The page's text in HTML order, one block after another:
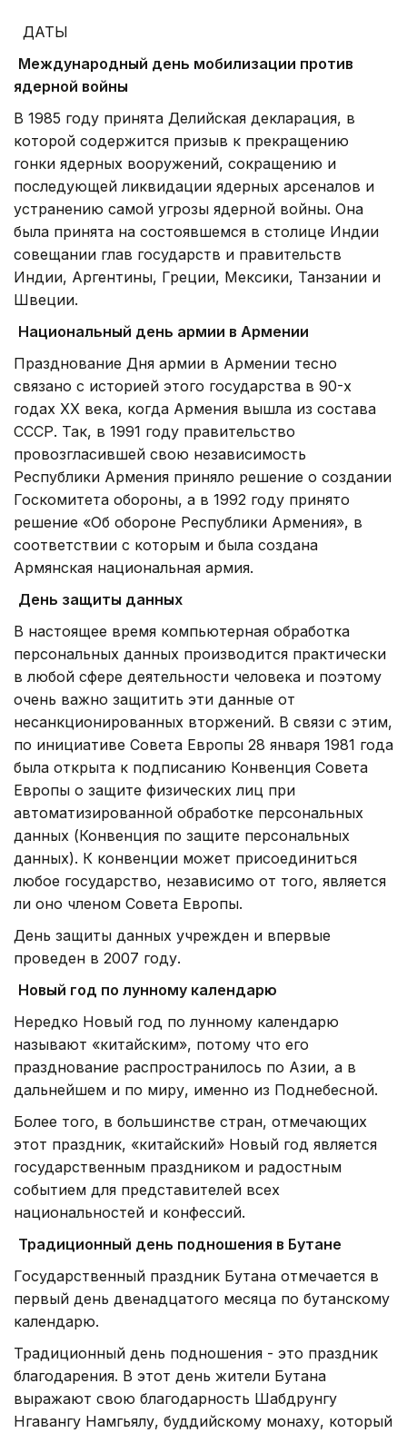
ДАТЫ
Международный день мобилизации против
ядерной войны
В 1985 году принята Делийская декларация, в
которой содержится призыв к прекращению
гонки ядерных вооружений, сокращению и
последующей ликвидации ядерных арсеналов и
устранению самой угрозы ядерной войны. Она
была принята на состоявшемся в столице Индии
совещании глав государств и правительств
Индии, Аргентины, Греции, Мексики, Танзании и
Швеции.
Национальный день армии в Армении
Празднование Дня армии в Армении тесно
связано с историей этого государства в 90-х
годах XX века, когда Армения вышла из состава
СССР. Так, в 1991 году правительство
провозгласившей свою независимость
Республики Армения приняло решение о создании
Госкомитета обороны, а в 1992 году принято
решение «Об обороне Республики Армения», в
соответствии с которым и была создана
Армянская национальная армия.
День защиты данных
В настоящее время компьютерная обработка
персональных данных производится практически
в любой сфере деятельности человека и поэтому
очень важно защитить эти данные от
несанкционированных вторжений. В связи с этим,
по инициативе Совета Европы 28 января 1981 года
была открыта к подписанию Конвенция Совета
Европы о защите физических лиц при
автоматизированной обработке персональных
данных (Конвенция по защите персональных
данных). К конвенции может присоединиться
любое государство, независимо от того, является
ли оно членом Совета Европы.
День защиты данных учрежден и впервые
проведен в 2007 году.
Новый год по лунному календарю
Нередко Новый год по лунному календарю
называют «китайским», потому что его
празднование распространилось по Азии, а в
дальнейшем и по миру, именно из Поднебесной.
Более того, в большинстве стран, отмечающих
этот праздник, «китайский» Новый год является
государственным праздником и радостным
событием для представителей всех
национальностей и конфессий.
Традиционный день подношения в Бутане
Государственный праздник Бутана отмечается в
первый день двенадцатого месяца по бутанскому
календарю.
Традиционный день подношения - это праздник
благодарения. В этот день жители Бутана
выражают свою благодарность Шабдрунгу
Нгавангу Намгьялу, буддийскому монаху, который